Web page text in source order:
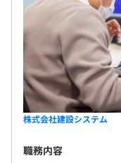
株式会社建設システム
職務内容